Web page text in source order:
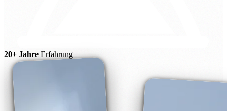
20+ Jahre Erfahrung